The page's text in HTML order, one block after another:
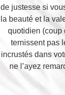
de justesse si
la beauté et la
quotidien (coup
ternissent pas
incrustés dans
ne l’ayez